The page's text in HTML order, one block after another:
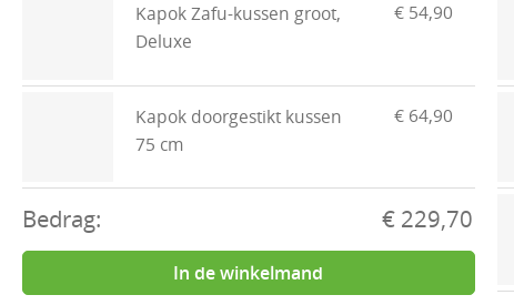
Kapok Zafu-kussen groot,
Deluxe
€ 54,90
Kapok doorgestikt kussen
75 cm
€ 64,90
Bedrag: € 229,70
In de winkelmand